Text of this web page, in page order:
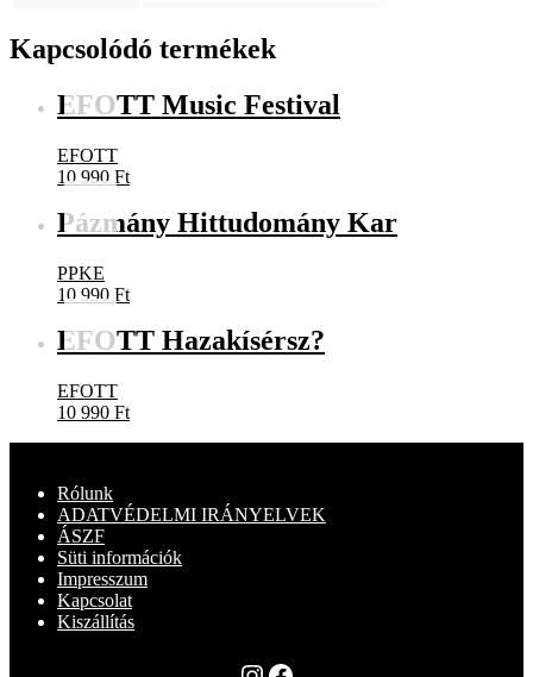
Kapcsolódó termékek
EFOTT Music Festival
EFOTT
10 990 Ft
Pázmány Hittudomány Kar
PPKE
10 990 Ft
EFOTT Hazakísérsz?
EFOTT
10 990 Ft
Rólunk
ADATVÉDELMI IRÁNYELVEK
ÁSZF
Süti információk
Impresszum
Kapcsolat
Kiszállítás